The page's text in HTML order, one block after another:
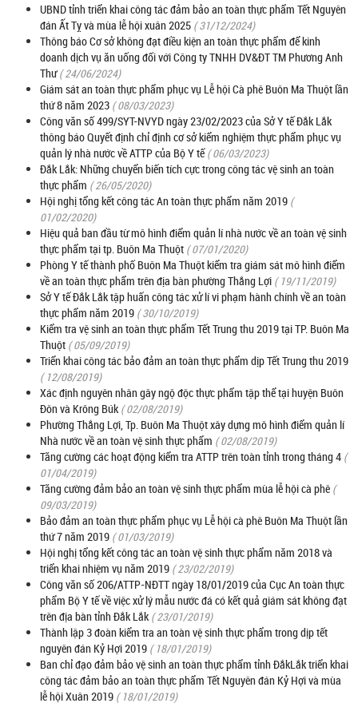
UBND tỉnh triển khai công tác đảm bảo an toàn thực phẩm Tết Nguyên
đán Ất Tỵ và mùa lễ hội xuân 2025 ( 31/12/2024)
Thông báo Cơ sở không đạt điều kiện an toàn thực phẩm để kinh
doanh dịch vụ ăn uống đối với Công ty TNHH DV&ĐT TM Phương Anh
Thư ( 24/06/2024)
Giám sát an toàn thực phẩm phục vụ Lễ hội Cà phê Buôn Ma Thuột lần
thứ 8 năm 2023 ( 08/03/2023)
Công văn số 499/SYT-NVYD ngày 23/02/2023 của Sở Y tế Đắk Lắk
thông báo Quyết định chỉ định cơ sở kiểm nghiệm thực phẩm phục vụ
quản lý nhà nước về ATTP của Bộ Y tế ( 06/03/2023)
Đắk Lắk: Những chuyển biến tích cực trong công tác vệ sinh an toàn
thực phẩm ( 26/05/2020)
Hội nghị tổng kết công tác An toàn thực phẩm năm 2019 (
01/02/2020)
Hiệu quả ban đầu từ mô hình điểm quản lí nhà nước về an toàn vệ sinh
thực phẩm tại tp. Buôn Ma Thuột ( 07/01/2020)
Phòng Y tế thành phố Buôn Ma Thuột kiểm tra giám sát mô hình điểm
về an toàn thực phẩm trên địa bàn phường Thắng Lợi ( 19/11/2019)
Sở Y tế Đắk Lắk tập huấn công tác xử lí vi phạm hành chính về an toàn
thực phẩm năm 2019 ( 30/10/2019)
Kiểm tra vệ sinh an toàn thực phẩm Tết Trung thu 2019 tại TP. Buôn Ma
Thuột ( 05/09/2019)
Triển khai công tác bảo đảm an toàn thực phẩm dịp Tết Trung thu 2019
( 12/08/2019)
Xác định nguyên nhân gây ngộ độc thực phẩm tập thể tại huyện Buôn
Đôn và Krông Búk ( 02/08/2019)
Phường Thắng Lợi, Tp. Buôn Ma Thuột xây dựng mô hình điểm quản lí
Nhà nước về an toàn vệ sinh thực phẩm ( 02/08/2019)
Tăng cường các hoạt động kiểm tra ATTP trên toàn tỉnh trong tháng 4 (
01/04/2019)
Tăng cường đảm bảo an toàn vệ sinh thực phẩm mùa lễ hội cà phê (
09/03/2019)
Bảo đảm an toàn thực phẩm phục vụ Lễ hội cà phê Buôn Ma Thuột lần
thứ 7 năm 2019 ( 01/03/2019)
Hội nghị tổng kết công tác an toàn vệ sinh thực phẩm năm 2018 và
triển khai nhiệm vụ năm 2019 ( 23/02/2019)
Công văn số 206/ATTP-NĐTT ngày 18/01/2019 của Cục An toàn thực
phẩm Bộ Y tế về việc xử lý mẫu nước đá có kết quả giám sát không đạt
trên địa bàn tỉnh Đắk Lắk ( 23/01/2019)
Thành lập 3 đoàn kiểm tra an toàn vệ sinh thực phẩm trong dịp tết
nguyên đán Kỷ Hợi 2019 ( 18/01/2019)
Ban chỉ đạo đảm bảo vệ sinh an toàn thực phẩm tỉnh ĐắkLắk triển khai
công tác đảm bảo an toàn thực phẩm Tết Nguyên đán Kỷ Hợi và mùa
lễ hội Xuân 2019 ( 18/01/2019)